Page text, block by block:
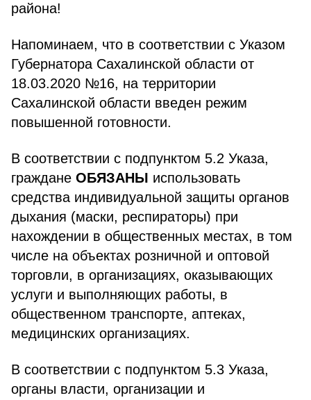
района!
Напоминаем, что в соответствии с Указом
Губернатора Сахалинской области от
18.03.2020 №16, на территории
Сахалинской области введен режим
повышенной готовности.
В соответствии с подпунктом 5.2 Указа,
граждане ОБЯЗАНЫ использовать
средства индивидуальной защиты органов
дыхания (маски, респираторы) при
нахождении в общественных местах, в том
числе на объектах розничной и оптовой
торговли, в организациях, оказывающих
услуги и выполняющих работы, в
общественном транспорте, аптеках,
медицинских организациях.
В соответствии с подпунктом 5.3 Указа,
органы власти, организации и